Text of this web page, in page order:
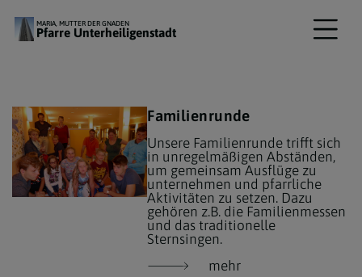
MARIA, MUTTER DER GNADEN
Pfarre Unterheiligenstadt
Familienrunde
Unsere Familienrunde trifft sich
in unregelmäßigen Abständen,
um gemeinsam Ausflüge zu
unternehmen und pfarrliche
Aktivitäten zu setzen. Dazu
gehören z.B. die Familienmessen
und das traditionelle
Sternsingen.
mehr